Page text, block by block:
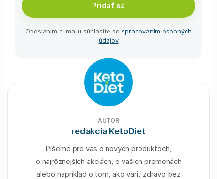
Pridať sa
Odoslaním e-⁠mailu súhlasíte so spracovaním osobných
údajov
AUTOR
redakcia KetoDiet
Píšeme pre vás o nových produktoch,
o najrôznejších akciách, o vašich premenách
alebo napríklad o tom, ako variť zdravo bez